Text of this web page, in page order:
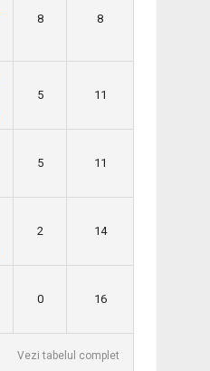
8 8
5 11
5 11
2 14
0 16
Vezi tabelul complet